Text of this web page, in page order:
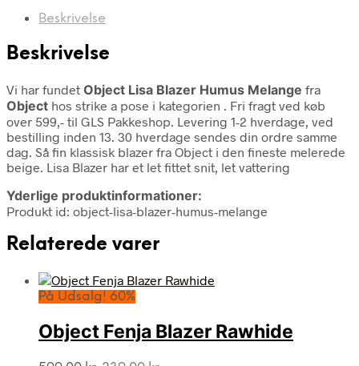
Beskrivelse
Beskrivelse
Vi har fundet Object Lisa Blazer Humus Melange fra
Object hos strike a pose i kategorien . Fri fragt ved køb
over 599,- til GLS Pakkeshop. Levering 1-2 hverdage, ved
bestilling inden 13. 30 hverdage sendes din ordre samme
dag. Så fin klassisk blazer fra Object i den fineste melerede
beige. Lisa Blazer har et let fittet snit, let vattering
Yderlige produktinformationer:
Produkt id: object-lisa-blazer-humus-melange
Relaterede varer
På Udsalg! 60%
Object Fenja Blazer Rawhide